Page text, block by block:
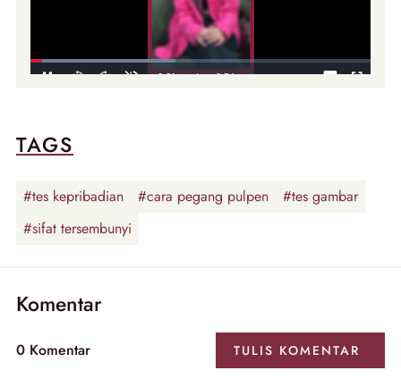
TAGS
#tes kepribadian #cara pegang pulpen
#tes gambar
#sifat tersembunyi
Komentar
0 Komentar TULIS KOMENTAR